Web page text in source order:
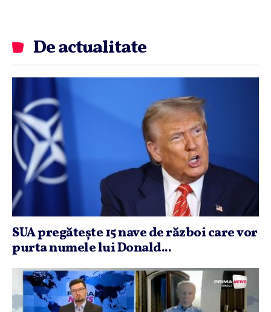
De actualitate
SUA pregăteşte 15 nave de război care vor
purta numele lui Donald...